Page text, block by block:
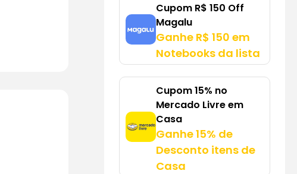
Cupom R$ 150 Off
Magalu
Ganhe R$ 150 em
Notebooks da lista
Cupom 15% no
Mercado Livre em
Casa
Ganhe 15% de
Desconto itens de
Casa